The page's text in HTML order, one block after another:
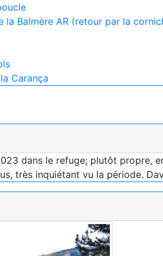
la Balmère AR (retour par la
Carança
dans le refuge; plutôt propre,
très inquiétant vu la période.